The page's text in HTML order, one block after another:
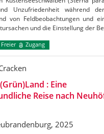
Unzufriedenheit während
von Feldbeobachtungen und
und die Einstellung der
Freier Zugang
: Eine
Reise nach
2025